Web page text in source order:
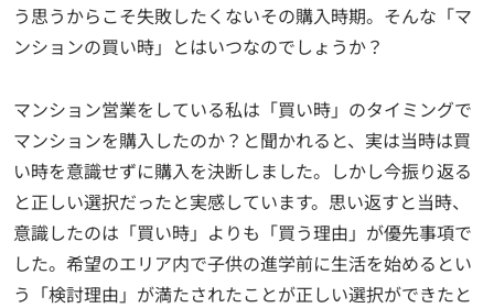
う思うからこそ失敗したくないその購入時期。そんな「マ
ンションの買い時」とはいつなのでしょうか？
マンション営業をしている私は「買い時」のタイミングで
マンションを購入したのか？と聞かれると、実は当時は買
い時を意識せずに購入を決断しました。しかし今振り返る
と正しい選択だったと実感しています。思い返すと当時、
意識したのは「買い時」よりも「買う理由」が優先事項で
した。希望のエリア内で子供の進学前に生活を始めるとい
う「検討理由」が満たされたことが正しい選択ができたと